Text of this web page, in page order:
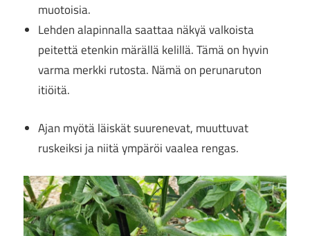
muotoisia.
Lehden alapinnalla saattaa näkyä valkoista
peitettä etenkin märällä kelillä. Tämä on hyvin
varma merkki rutosta. Nämä on perunaruton
itiöitä.
Ajan myötä läiskät suurenevat, muuttuvat
ruskeiksi ja niitä ympäröi vaalea rengas.